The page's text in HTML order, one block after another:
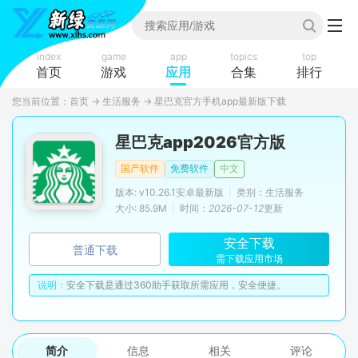
index
首页
game
游戏
app
应用
topics
合集
top
排行
您当前位置： 首页 → 生活服务 → 星巴克官方手机app最新版下载
星巴克app2026官方版
国产软件 免费软件
中文
版本: v10.26.1安卓最新版
类别：生活服务
大小: 85.9M
时间： 2026-07-12更新
普通下载 安全下载
需下载应用市场
说明： 安全下载是通过360助手获取所需应用，安全便捷。
简介 信息 相关 评论